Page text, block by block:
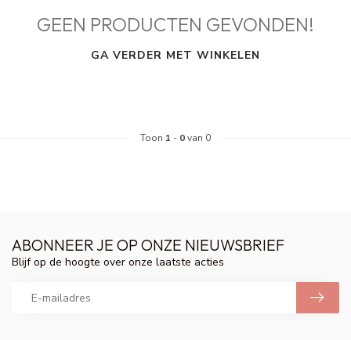
GEEN PRODUCTEN GEVONDEN!
GA VERDER MET WINKELEN
Toon 1 - 0van 0
ABONNEER JE OP ONZE NIEUWSBRIEF
Blijf op de hoogte over onze laatste acties